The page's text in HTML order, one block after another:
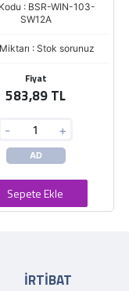
: BSR-WIN-103-
SW12A
: Stok sorunuz
Fiyat
583,89 TL
- +
AD
Sepete Ekle
İRTİBAT